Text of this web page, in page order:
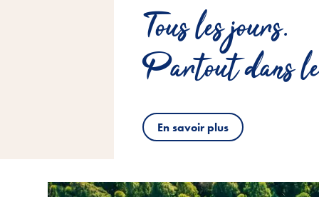
Tous les jours.
Partout dans
En savoir plus